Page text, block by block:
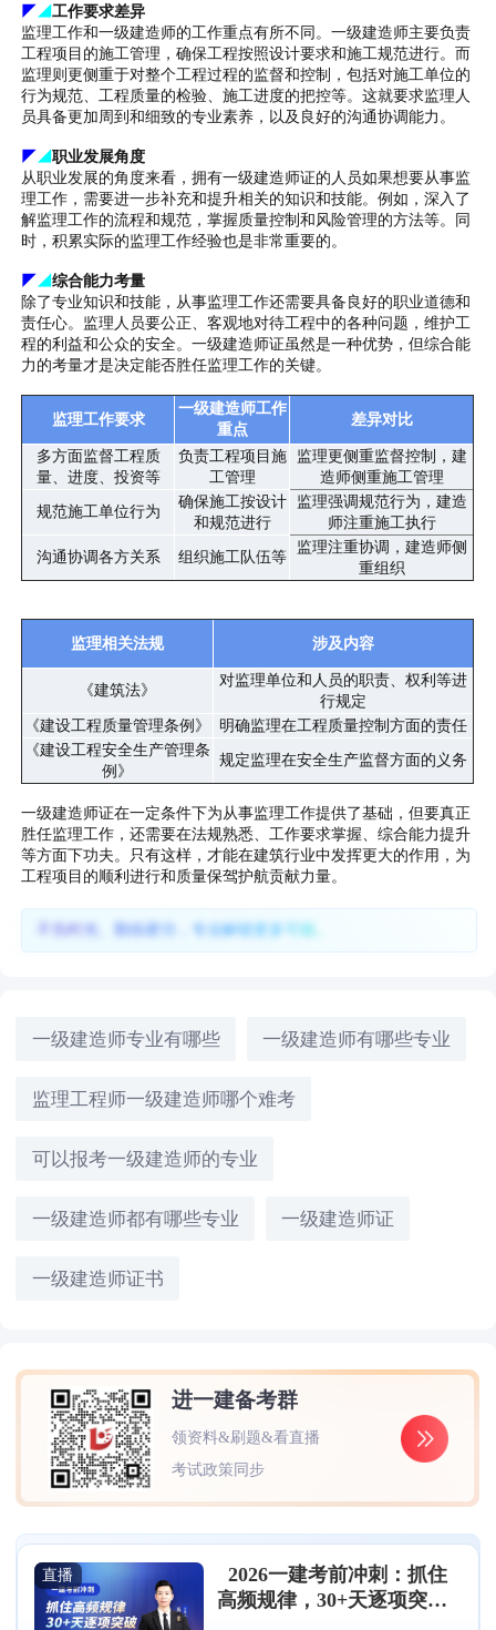
◤◢工作要求差异
监理工作和一级建造师的工作重点有所不同。一级建造师主要负责
工程项目的施工管理，确保工程按照设计要求和施工规范进行。而
监理则更侧重于对整个工程过程的监督和控制，包括对施工单位的
行为规范、工程质量的检验、施工进度的把控等。这就要求监理人
员具备更加周到和细致的专业素养，以及良好的沟通协调能力。
◤◢职业发展角度
从职业发展的角度来看，拥有一级建造师证的人员如果想要从事监
理工作，需要进一步补充和提升相关的知识和技能。例如，深入了
解监理工作的流程和规范，掌握质量控制和风险管理的方法等。同
时，积累实际的监理工作经验也是非常重要的。
◤◢综合能力考量
除了专业知识和技能，从事监理工作还需要具备良好的职业道德和
责任心。监理人员要公正、客观地对待工程中的各种问题，维护工
程的利益和公众的安全。一级建造师证虽然是一种优势，但综合能
力的考量才是决定能否胜任监理工作的关键。
监理工作要求
一级建造师工作
重点
差异对比
多方面监督工程质
量、进度、投资等
负责工程项目施
工管理
监理更侧重监督控制，建
造师侧重施工管理
规范施工单位行为
确保施工按设计
和规范进行
监理强调规范行为，建造
师注重施工执行
沟通协调各方关系
组织施工队伍等
监理注重协调，建造师侧
重组织
监理相关法规 涉及内容
《建筑法》
对监理单位和人员的职责、权利等进
行规定
《建设工程质量管理条例》
明确监理在工程质量控制方面的责任
《建设工程安全生产管理条
例》
规定监理在安全生产监督方面的义务
一级建造师证在一定条件下为从事监理工作提供了基础，但要真正
胜任监理工作，还需要在法规熟悉、工作要求掌握、综合能力提升
等方面下功夫。只有这样，才能在建筑行业中发挥更大的作用，为
工程项目的顺利进行和质量保驾护航贡献力量。
不负时光、勤练硬功，专业解锁更多可能。
一级建造师专业有哪些 一级建造师有哪些专业
监理工程师一级建造师哪个难考
可以报考一级建造师的专业
一级建造师都有哪些专业 一级建造师证
一级建造师证书
进一建备考群
领资料&刷题&看直播
考试政策同步
直播
2026一建考前冲刺：抓住
高频规律，30+天逐项突破